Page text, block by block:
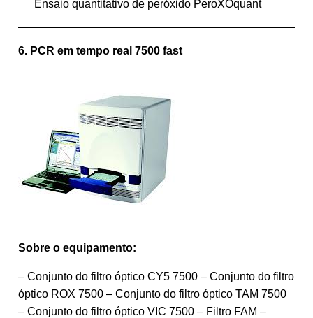
Ensaio quantitativo de peróxido PeroXOquant
6. PCR em tempo real 7500 fast
Sobre o equipamento:
– Conjunto do filtro óptico CY5 7500 – Conjunto do filtro
óptico ROX 7500 – Conjunto do filtro óptico TAM 7500
– Conjunto do filtro óptico VIC 7500 – Filtro FAM –